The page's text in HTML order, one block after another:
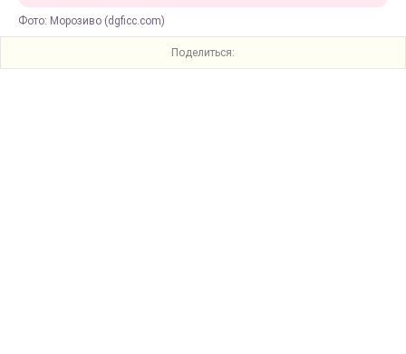
Фото: Морозиво (dgficc.com)
Поделиться: